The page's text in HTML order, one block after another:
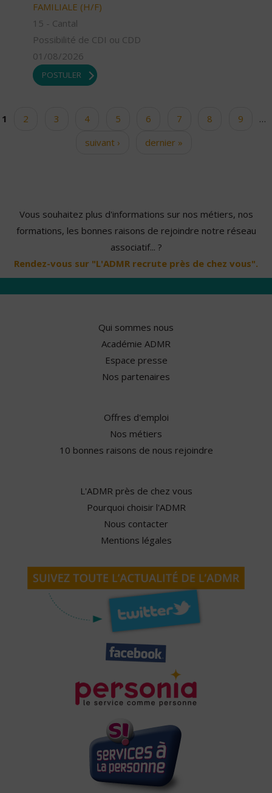
FAMILIALE (H/F)
15 - Cantal
Possibilité de CDI ou CDD
01/08/2026
POSTULER
Pages
1 2 3 4 5 6 7 8 9
…
suivant ›
dernier »
Vous souhaitez plus d'informations sur nos métiers, nos
formations, les bonnes raisons de rejoindre notre réseau
associatif... ?
Rendez-vous sur "L'ADMR recrute près de chez vous".
Qui sommes nous
Académie ADMR
Espace presse
Nos partenaires
Offres d'emploi
Nos métiers
10 bonnes raisons de nous rejoindre
L'ADMR près de chez vous
Pourquoi choisir l'ADMR
Nous contacter
Mentions légales